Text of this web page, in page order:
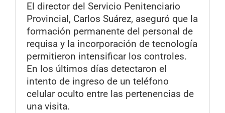
El director del Servicio Penitenciario
Provincial, Carlos Suárez, aseguró que la
formación permanente del personal de
requisa y la incorporación de tecnología
permitieron intensificar los controles.
En los últimos días detectaron el
intento de ingreso de un teléfono
celular oculto entre las pertenencias de
una visita.